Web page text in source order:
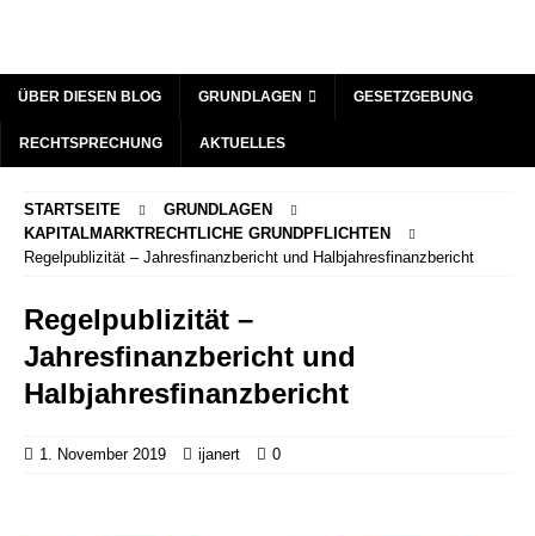
ÜBER DIESEN BLOG GRUNDLAGEN GESETZGEBUNG
RECHTSPRECHUNG AKTUELLES
STARTSEITE
GRUNDLAGEN
KAPITALMARKTRECHTLICHE GRUNDPFLICHTEN
Regelpublizität – Jahresfinanzbericht und Halbjahresfinanzbericht
Regelpublizität –
Jahresfinanzbericht und
Halbjahresfinanzbericht
1. November 2019 ijanert 0